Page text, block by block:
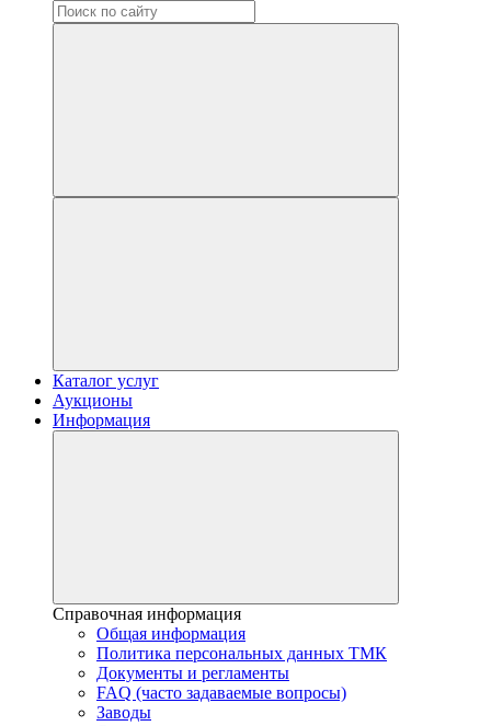
Каталог услуг
Аукционы
Информация
Справочная информация
Общая информация
Политика персональных данных ТМК
Документы и регламенты
FAQ (часто задаваемые вопросы)
Заводы